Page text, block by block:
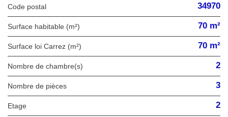
Code postal 34970
Surface habitable (m²) 70 m²
Surface loi Carrez (m²) 70 m²
Nombre de chambre(s) 2
Nombre de pièces 3
Etage 2